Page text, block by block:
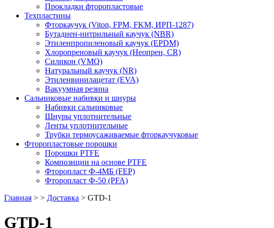
Прокладки фторопластовые
Техпластины
Фторкаучук (Viton, FPM, FKM, ИРП-1287)
Бутадиен-нитрильный каучук (NBR)
Этиленпропиленовый каучук (EPDM)
Хлоропреновый каучук (Неопрен, CR)
Cиликон (VMQ)
Натуральный каучук (NR)
Этиленвинилацетат (EVA)
Вакуумная резина
Сальниковые набивки и шнуры
Набивки сальниковые
Шнуры уплотнительные
Ленты уплотнительные
Трубки термоусаживаемые фторкаучуковые
Фторопластовые порошки
Порошки PTFE
Композиции на основе PTFE
Фторопласт Ф-4МБ (FEP)
Фторопласт Ф-50 (PFA)
Главная > > Доставка > GTD-1
GTD-1